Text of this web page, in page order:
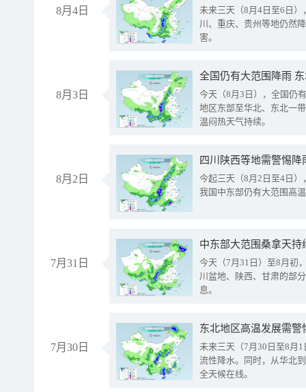
8月4日
未来三天（8月4日至6日
川、重庆、贵州等地仍然
害。
8月3日
全国仍有大范围降雨
今天（8月3日），全国仍
地区东部至华北、东北一
温闷热天气持续。
8月2日
今起三天（8月2日至4日
我国中东部仍有大范围高
7月31日
中东部大范围桑拿天
今天（7月31日）至8月初
川盆地、陕西、甘肃的部
息。
7月30日
东北地区高温发展需
未来三天（7月30日至8月
流性降水。同时，从华北
全天候在线。